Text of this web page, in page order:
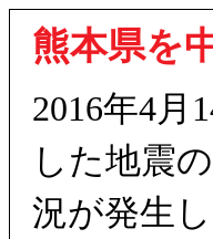
熊本県を
2016年4
した地震
況が発生